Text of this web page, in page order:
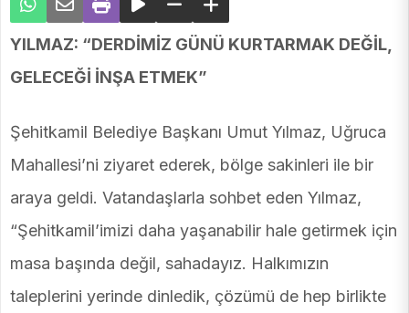
YILMAZ: “DERDİMİZ GÜNÜ KURTARMAK DEĞİL,
GELECEĞİ İNŞA ETMEK”
Şehitkamil Belediye Başkanı Umut Yılmaz, Uğruca
Mahallesi’ni ziyaret ederek, bölge sakinleri ile bir
araya geldi. Vatandaşlarla sohbet eden Yılmaz,
“Şehitkamil’imizi daha yaşanabilir hale getirmek için
masa başında değil, sahadayız. Halkımızın
taleplerini yerinde dinledik, çözümü de hep birlikte